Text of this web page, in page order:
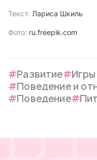
Текст: Лариса Шкиль
Фото: ru.freepik.com
Развитие
Игры
Поведение и
Поведение